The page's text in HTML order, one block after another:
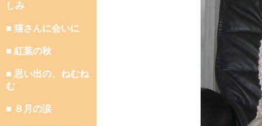
しみ
■ 猫さんに会いに
■ 紅葉の秋
■ 思い出の、ねむね
む
■ ８月の涙